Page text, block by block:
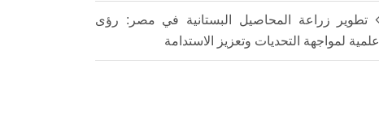
تطوير زراعة المحاصيل البستانية في مصر: رؤى
علمية لمواجهة التحديات وتعزيز الاستدامة